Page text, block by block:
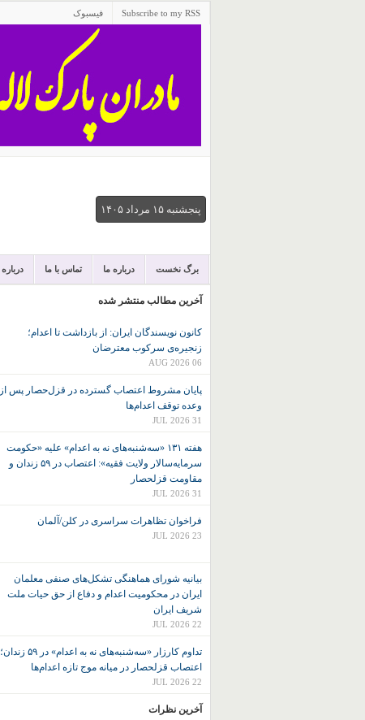
Subscribe to my RSS فیسبوک
پنجشنبه ۱۵ مرداد ۱۴۰۵
برگ نخست درباره ما تماس با ما
آخرین مطالب منتشر شده
کانون نويسندگان ايران: از بازداشت تا اعدام؛
زنجیره‌ی سرکوب معترضان
06 AUG 2026
پایان مشروط اعتصاب گسترده در قزل‌حصار پس از
وعده توقف اعدام‌ها
31 JUL 2026
هفته ۱۳۱ «سه‌شنبه‌های نه به اعدام» علیه «حکومت
سرمایه‌سالار ولایت فقیه»: اعتصاب در ۵۹ زندان و
مقاومت قزلحصار
31 JUL 2026
فراخوان تظاهرات سراسری در کلن/آلمان
23 JUL 2026
بیانیه شورای هماهنگی تشکل‌های صنفی معلمان
ایران در محکومیت اعدام و دفاع از حق حیات ملت
شریف ایران
22 JUL 2026
تداوم کارزار «سه‌شنبه‌های نه به اعدام» در ۵۹ زندان؛
اعتصاب قزلحصار در میانه موج تازه اعدام‌ها
22 JUL 2026
آخرین نظرات